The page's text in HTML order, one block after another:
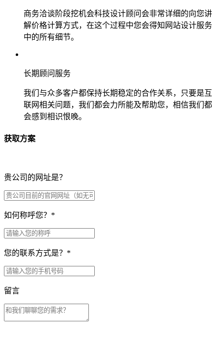
商务洽谈阶段挖机会科技设计顾问会非常详细的向您讲
解价格计算方式，在这个过程中您会得知网站设计服务
中的所有细节。
长期顾问服务
我们与众多客户都保持长期稳定的合作关系，只要是互
联网相关问题，我们都会力所能及帮助您，相信我们都
会感到相识恨晚。
获取方案
贵公司的网址是？
如何称呼您？ *
您的联系方式是？ *
留言